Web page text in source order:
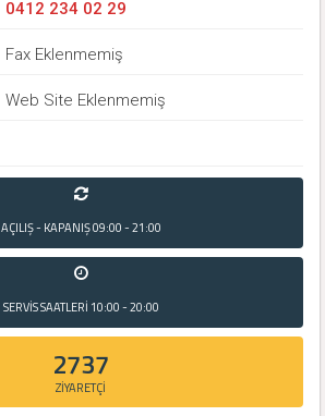
0412 234 02 29
Fax Eklenmemiş
Web Site Eklenmemiş
AÇILIŞ - KAPANIŞ09:00 - 21:00
SERVİS SAATLERİ 10:00 - 20:00
2737
ZİYARETÇİ